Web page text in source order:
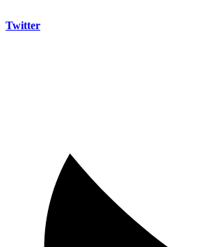
Twitter